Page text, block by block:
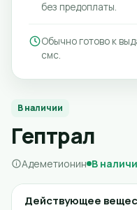
В наличии
Гептрал
Адеметионин В
Действующее
без предоплаты.
Обычно готово к
смс.